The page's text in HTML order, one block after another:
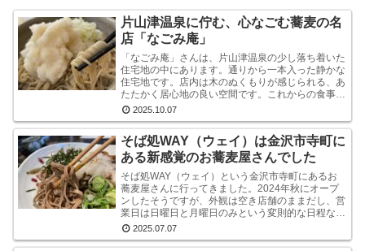
片山津温泉に佇む、心なごむ蕎麦の名
店「なごみ庵」
「なごみ庵」さんは、片山津温泉の少し落ち着いた
住宅地の中にあります。通りから一本入った静かな
住宅地です。店内は木のぬくもりが感じられる、あ
たたかく居心地の良い空間です。これからの食事へ
の期待が自然と高まります。メニューを拝見する
2025.10.07
そば処WAY（ウェイ）は金沢市寺町に
ある新感覚のお蕎麦屋さんでした
そば処WAY（ウェイ）という金沢市寺町にあるお
蕎麦屋さんに行ってきました。2024年秋にオープ
ンしたそうですが、外観は空き店舗のままだし、営
業日は日曜日と月曜日のみという変則的な日程なの
で、まだ認知度はそれほど高くないようです。しか
2025.07.07